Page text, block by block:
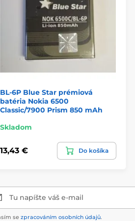
BL-6P Blue Star prémiová
batéria Nokia 6500
Classic/7900 Prism 850 mAh
Skladom
13,43 € Do košíka
Tu napíšte váš e-mail
se zpracováním osobních údajů.